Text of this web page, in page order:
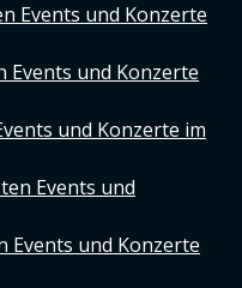
Events und Konzerte
Events und Konzerte
und Konzerte im
Events und
Events und Konzerte